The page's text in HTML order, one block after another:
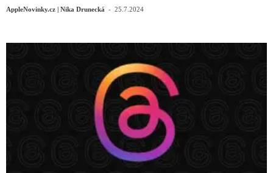
AppleNovinky.cz | Nika Drunecká - 25.7.2024